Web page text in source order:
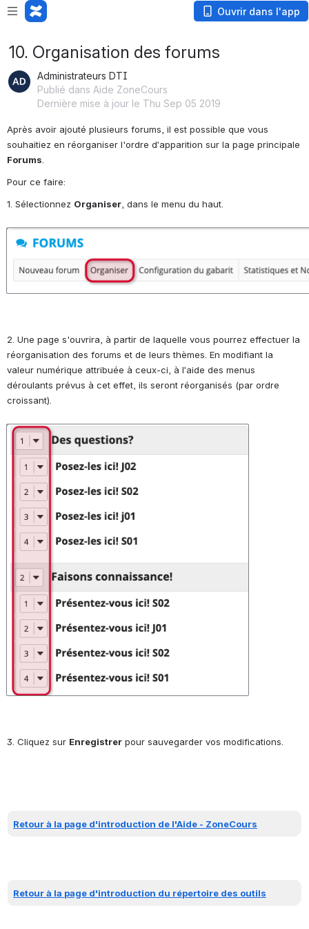
Ouvrir dans l'app
10. Organisation des forums
Administrateurs DTI
Publié dans Aide ZoneCours
Dernière mise à jour le Thu Sep 05 2019
Après avoir ajouté plusieurs forums, il est possible que vous
Forums
Pour ce faire:
1. Sélectionnez Organiser , dans le menu du haut.
Ouvrir
2. Une page s'ouvrira, à partir de laquelle vous pourrez effectuer la
réorganisation des forums et de leurs thèmes. En modifiant la
valeur numérique attribuée à ceux-ci, à l’aide des menus
déroulants prévus à cet effet, ils seront réorganisés (par ordre
croissant).
Ouvrir
3. Cliquez sur Enregistrer pour sauvegarder vos modifications.
Retour à la page d'introduction de l'Aide - ZoneCours
Retour à la page d'introduction du répertoire des outils